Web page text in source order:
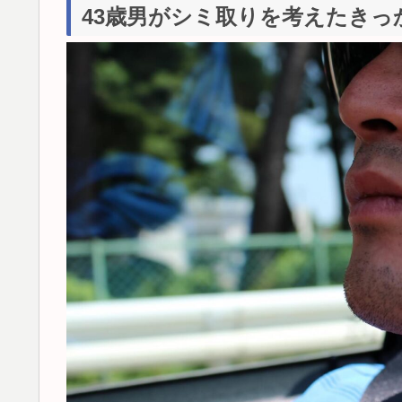
43歳男がシミ取りを考えたきっ